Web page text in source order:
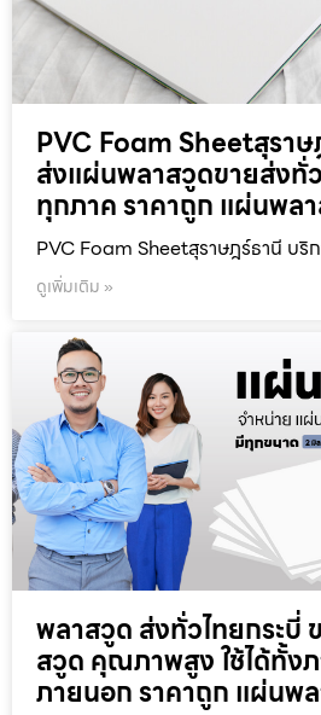
PVC Foam Sheetสุรา
ส่งแผ่นพลาสวูดขายส่งทั่
ทุกภาค ราคาถูก แผ่นพล
PVC Foam Sheetสุราษฎร์ธานี บริ
ดูเพิ่มเติม »
พลาสวูด ส่งทั่วไทยกระบี่
สวูด คุณภาพสูง ใช้ได้ทั้งภ
ภายนอก ราคาถูก แผ่นพ